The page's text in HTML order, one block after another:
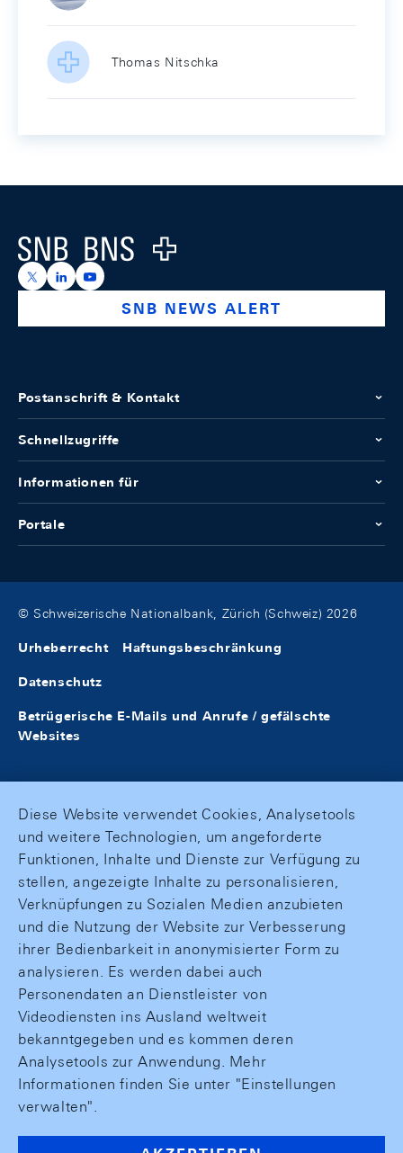
Thomas Nitschka
Logo
https://x.com/snb_bns
https://ch.linkedin.com/company/swiss-national-
https://www.youtube.com/@swissnationalbank
SNB NEWS ALERT
Postanschrift & Kontakt
Schnellzugriffe
Informationen für
Portale
© Schweizerische Nationalbank, Zürich (Schweiz) 2026
Urheberrecht Haftungsbeschränkung
Datenschutz
Betrügerische E-Mails und Anrufe / gefälschte
Websites
Diese Website verwendet Cookies, Analysetools
und weitere Technologien, um angeforderte
Funktionen, Inhalte und Dienste zur Verfügung zu
stellen, angezeigte Inhalte zu personalisieren,
Verknüpfungen zu Sozialen Medien anzubieten
und die Nutzung der Website zur Verbesserung
ihrer Bedienbarkeit in anonymisierter Form zu
analysieren. Es werden dabei auch
Personendaten an Dienstleister von
Videodiensten ins Ausland weltweit
bekanntgegeben und es kommen deren
Analysetools zur Anwendung. Mehr
Informationen finden Sie unter "Einstellungen
verwalten".